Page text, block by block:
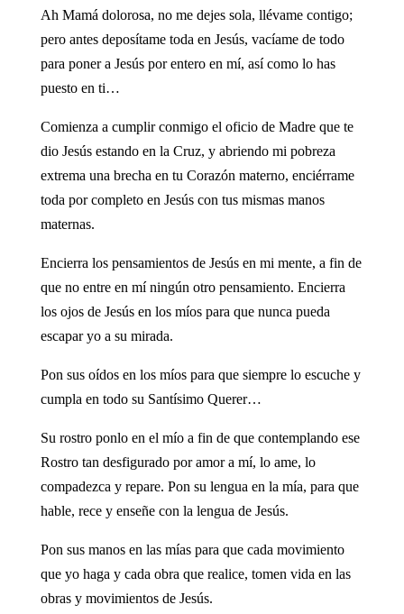
Ah Mamá dolorosa, no me dejes sola, llévame contigo;
pero antes deposítame toda en Jesús, vacíame de todo
para poner a Jesús por entero en mí, así como lo has
puesto en ti…
Comienza a cumplir conmigo el oficio de Madre que te
dio Jesús estando en la Cruz, y abriendo mi pobreza
extrema una brecha en tu Corazón materno, enciérrame
toda por completo en Jesús con tus mismas manos
maternas.
Encierra los pensamientos de Jesús en mi mente, a fin de
que no entre en mí ningún otro pensamiento. Encierra
los ojos de Jesús en los míos para que nunca pueda
escapar yo a su mirada.
Pon sus oídos en los míos para que siempre lo escuche y
cumpla en todo su Santísimo Querer…
Su rostro ponlo en el mío a fin de que contemplando ese
Rostro tan desfigurado por amor a mí, lo ame, lo
compadezca y repare. Pon su lengua en la mía, para que
hable, rece y enseñe con la lengua de Jesús.
Pon sus manos en las mías para que cada movimiento
que yo haga y cada obra que realice, tomen vida en las
obras y movimientos de Jesús.